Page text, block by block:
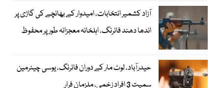
آزاد کشمیر انتخابات، امیدوار کے بھانچے کی گاڑی پر
اندھا دھند فائرنگ، اہلخانہ معجزانہ طور پر محفوظ
حیدرآباد، لوٹ مار کے دوران فائرنگ، یوسی چیئرمین
سمیت 3 افراد زخمی، ملزمان فرار